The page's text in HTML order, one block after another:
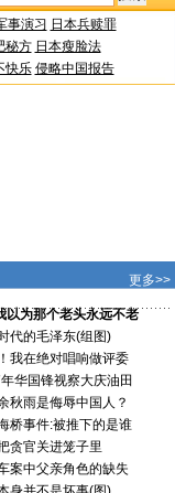
事演习 日本兵赎罪
秘方 日本瘦脸法
快乐 侵略中国报告
更多>>
以为那个老头永远不老
代的毛泽东(组图)
我在绝对唱响做评委
华国锋视察大庆油田
秋雨是侮辱中国人？
桥事件:被推下的是谁
贪官关进笼子里
案中父亲角色的缺失